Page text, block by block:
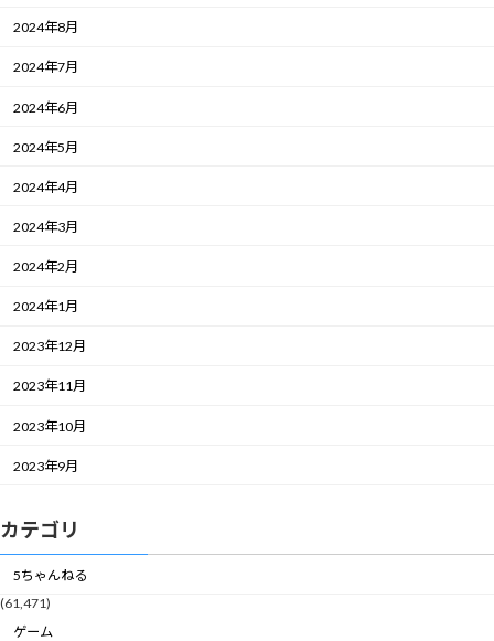
2024年8月
2024年7月
2024年6月
2024年5月
2024年4月
2024年3月
2024年2月
2024年1月
2023年12月
2023年11月
2023年10月
2023年9月
カテゴリ
5ちゃんねる
(61,471)
ゲーム